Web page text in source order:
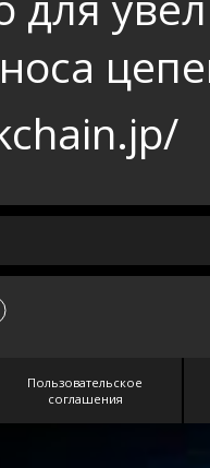
Пользовательское
соглашения